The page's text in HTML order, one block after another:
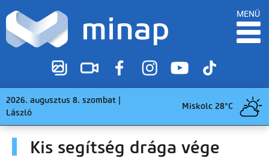
MENÜ
2026. augusztus 8. szombat |
László
Miskolc 28°C
Kis segítség drága vége